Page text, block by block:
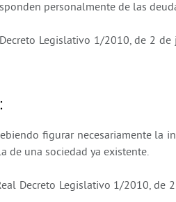
personalmente de las
Legislativo 1/2010, de 2
figurar necesariamente la
de una sociedad ya existente.
Decreto Legislativo 1/2010, de